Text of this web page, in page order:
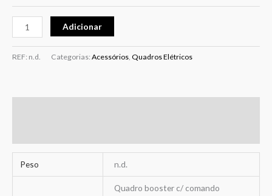
Adicionar
REF: n.d. Categorias: Acessórios Quadros Elétricos
Peso n.d.
Quadro booster c/ comando